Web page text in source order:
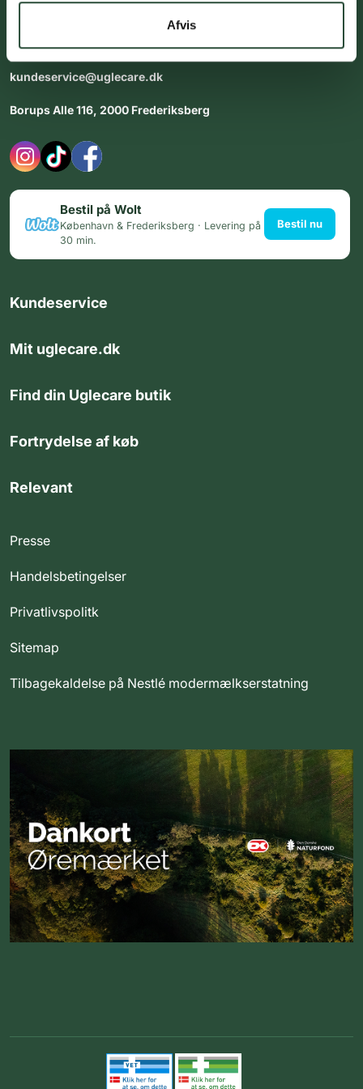
Afvis
Åbningstider i butikken:
kundeservice@uglecare.dk
Borups Alle 116, 2000 Frederiksberg
Bestil på Wolt
København & Frederiksberg · Levering på
30 min.
Bestil nu
Kundeservice
Mit uglecare.dk
Find din Uglecare butik
Fortrydelse af køb
Relevant
Presse
Handelsbetingelser
Privatlivspolitk
Sitemap
Tilbagekaldelse på Nestlé modermælkserstatning